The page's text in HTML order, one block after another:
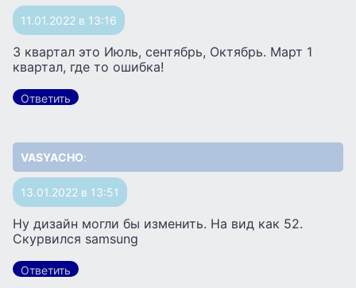
11.01.2022 в 13:16
3 квартал это Июль, сентябрь, Октябрь. Март 1
квартал, где то ошибка!
Ответить
VASYACHO:
13.01.2022 в 13:51
Ну дизайн могли бы изменить. На вид как 52.
Скурвился samsung
Ответить